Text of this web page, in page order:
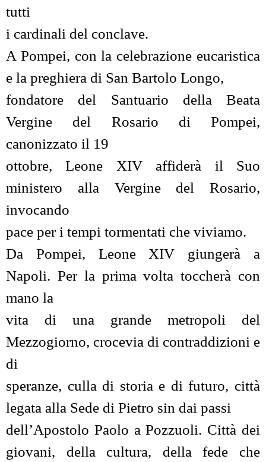
tutti
i cardinali del conclave.
A Pompei, con la celebrazione eucaristica
e la preghiera di San Bartolo Longo,
fondatore del Santuario della Beata
Vergine del Rosario di Pompei,
canonizzato il 19
ottobre, Leone XIV affiderà il Suo
ministero alla Vergine del Rosario,
invocando
pace per i tempi tormentati che viviamo.
Da Pompei, Leone XIV giungerà a
Napoli. Per la prima volta toccherà con
mano la
vita di una grande metropoli del
Mezzogiorno, crocevia di contraddizioni e
di
speranze, culla di storia e di futuro, città
legata alla Sede di Pietro sin dai passi
dell’Apostolo Paolo a Pozzuoli. Città dei
giovani, della cultura, della fede che